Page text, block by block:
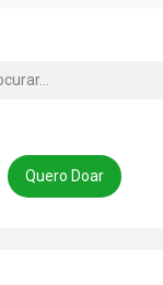
Quero Doar